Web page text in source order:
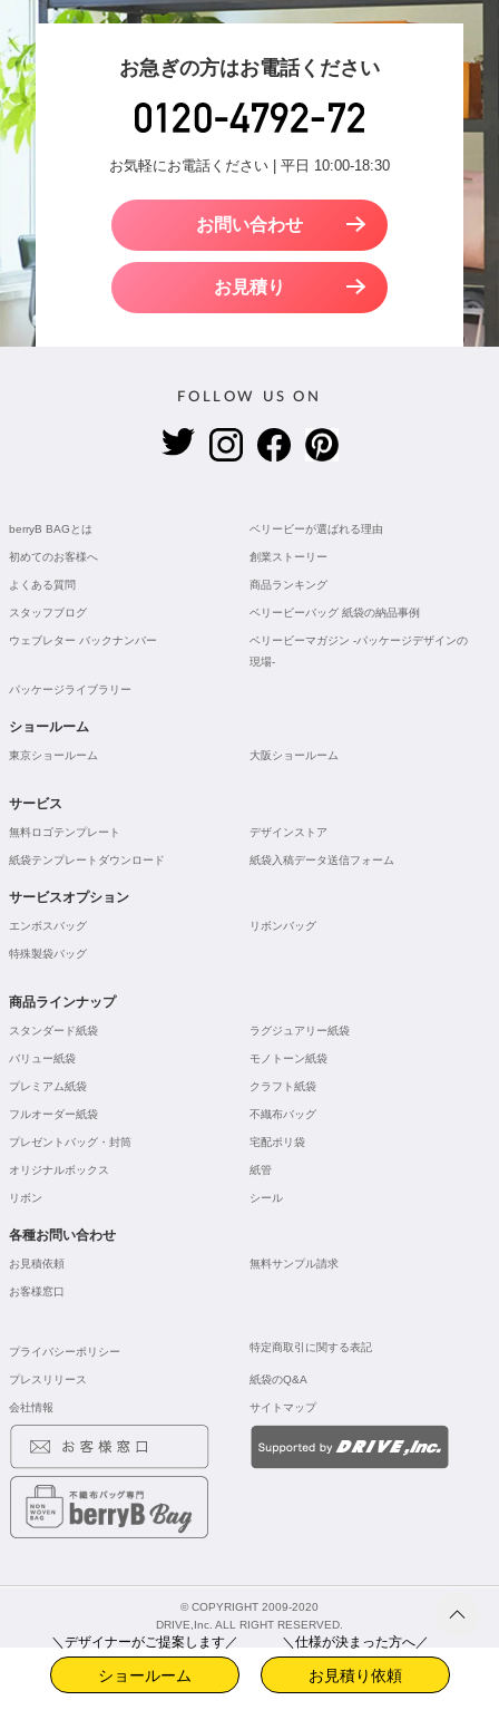
＼デザイナーがご提案します／
ショールーム
＼仕様が決まった方へ／
お見積り依頼
お急ぎの方はお電話ください
お気軽にお電話ください | 平日 10:00-18:30
お問い合わせ
お見積り
FOLLOW US ON
berryB BAGとは ベリービーが選ばれる理由
初めてのお客様へ 創業ストーリー
よくある質問 商品ランキング
スタッフブログ ベリービーバッグ 紙袋の納品事例
ウェブレター バックナンバー
ベリービーマガジン -パッケージデザインの
現場-
パッケージライブラリー
ショールーム
東京ショールーム 大阪ショールーム
サービス
無料ロゴテンプレート デザインストア
紙袋テンプレートダウンロード 紙袋入稿データ送信フォーム
サービスオプション
エンボスバッグ リボンバッグ
特殊製袋バッグ
商品ラインナップ
スタンダード紙袋 ラグジュアリー紙袋
バリュー紙袋 モノトーン紙袋
プレミアム紙袋 クラフト紙袋
フルオーダー紙袋 不織布バッグ
プレゼントバッグ・封筒 宅配ポリ袋
オリジナルボックス 紙管
リボン シール
各種お問い合わせ
お見積依頼 無料サンプル請求
お客様窓口
プライバシーポリシー 特定商取引に関する表記
プレスリリース 紙袋のQ&A
会社情報 サイトマップ
© COPYRIGHT 2009-2020
DRIVE,Inc. ALL RIGHT RESERVED.